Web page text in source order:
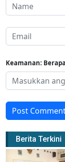
Keamanan:
Post
Berita Terkini